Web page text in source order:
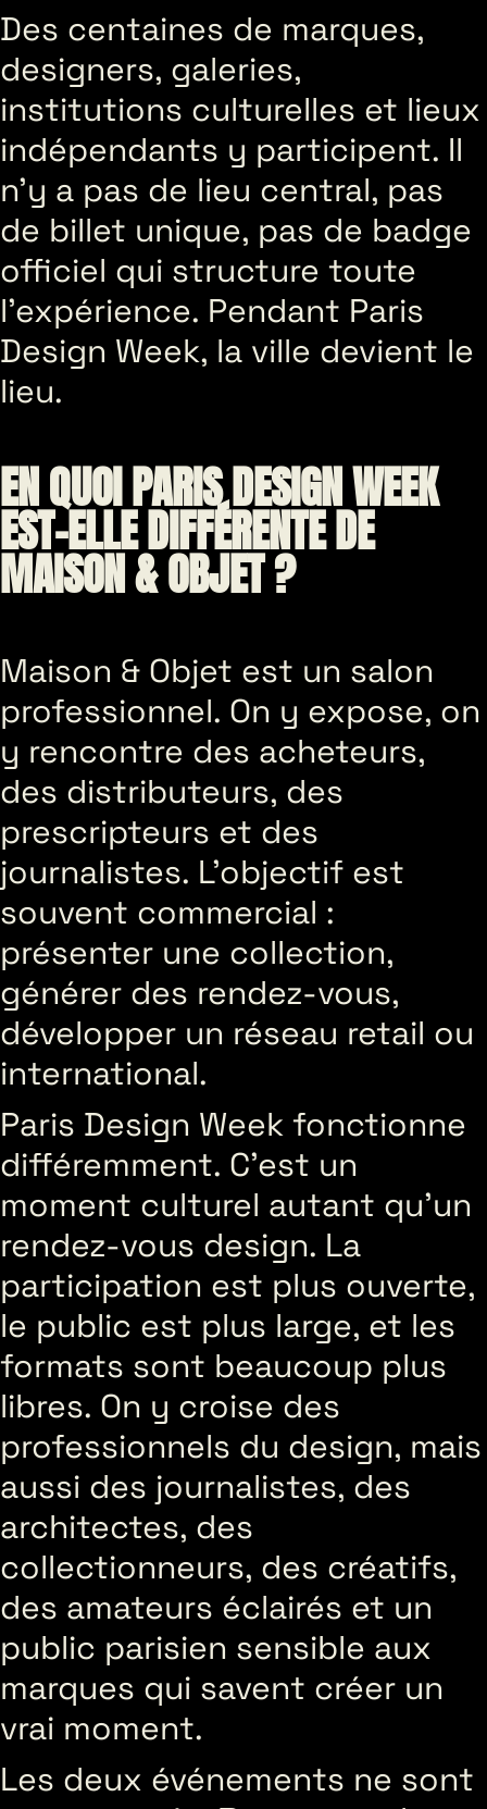
Des centaines de marques,
designers, galeries,
institutions culturelles et lieux
indépendants y participent. Il
n’y a pas de lieu central, pas
de billet unique, pas de badge
officiel qui structure toute
l’expérience. Pendant Paris
Design Week, la ville devient le
lieu.
EN QUOI PARIS DESIGN WEEK
EST-ELLE DIFFÉRENTE DE
MAISON & OBJET ?
Maison & Objet est un salon
professionnel. On y expose, on
y rencontre des acheteurs,
des distributeurs, des
prescripteurs et des
journalistes. L’objectif est
souvent commercial :
présenter une collection,
générer des rendez-vous,
développer un réseau retail ou
international.
Paris Design Week fonctionne
différemment. C’est un
moment culturel autant qu’un
rendez-vous design. La
participation est plus ouverte,
le public est plus large, et les
formats sont beaucoup plus
libres. On y croise des
professionnels du design, mais
aussi des journalistes, des
architectes, des
collectionneurs, des créatifs,
des amateurs éclairés et un
public parisien sensible aux
marques qui savent créer un
vrai moment.
Les deux événements ne sont